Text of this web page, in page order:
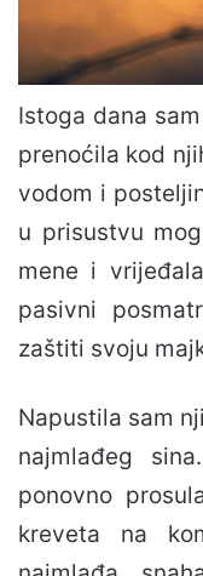
Istoga dana
prenoćila kod
vodom i
u prisustvu
mene i
pasivni
zaštiti svoju
Napustila sam
najmlađeg
ponovno
kreveta na